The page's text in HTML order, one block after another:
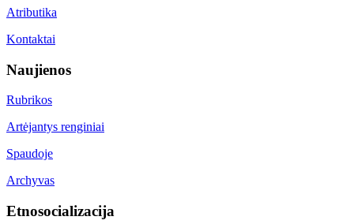
Atributika
Kontaktai
Naujienos
Rubrikos
Artėjantys renginiai
Spaudoje
Archyvas
Etnosocializacija